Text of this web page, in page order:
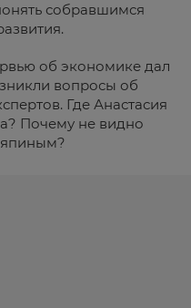
собравшимся
об экономике дал
вопросы об
Где Анастасия
Почему не видно